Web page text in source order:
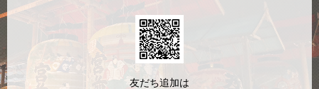
友だち追加は